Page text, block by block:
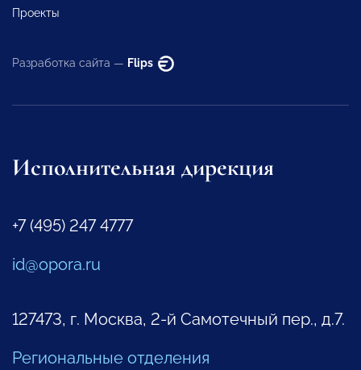
Проекты
Разработка сайта — Flips
Исполнительная дирекция
+7 (495) 247 4777
id@opora.ru
127473, г. Москва, 2-й Самотечный пер., д.7.
Региональные отделения